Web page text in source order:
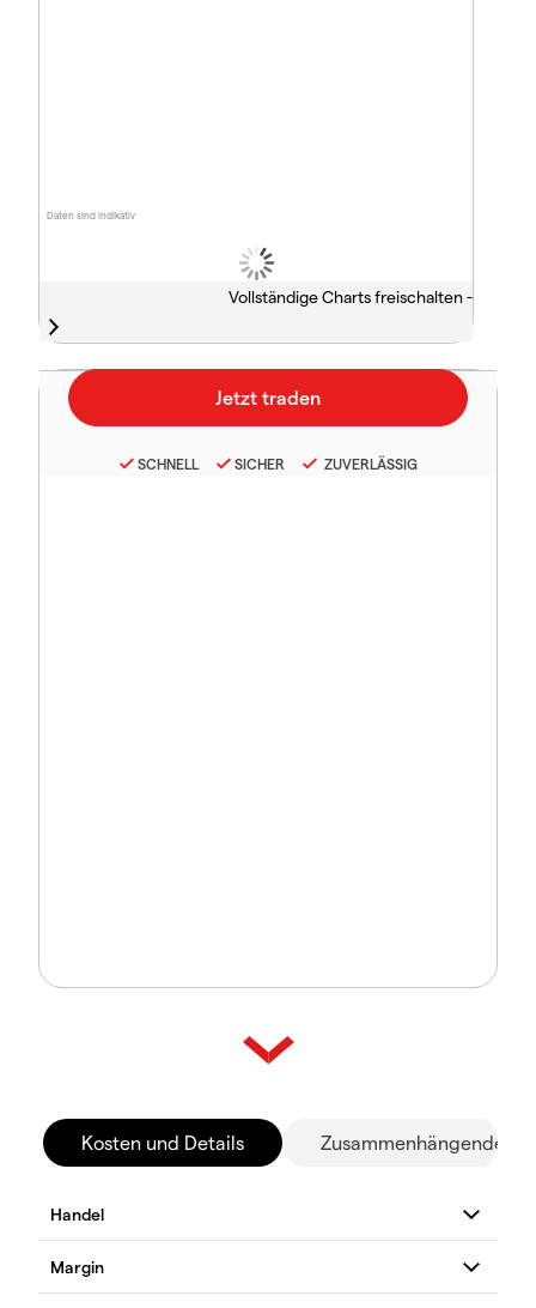
Daten sind indikativ
Vollständige Charts freischalten -
SCHNELL SICHER ZUVERLÄSSIG
Kosten und Details Zusammenhängende